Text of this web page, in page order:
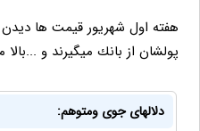
هفته اول شهريور قيمت ها
پولشان از بانك ميگيرند و ...بالا
دلالهای جوی ومتوهم: